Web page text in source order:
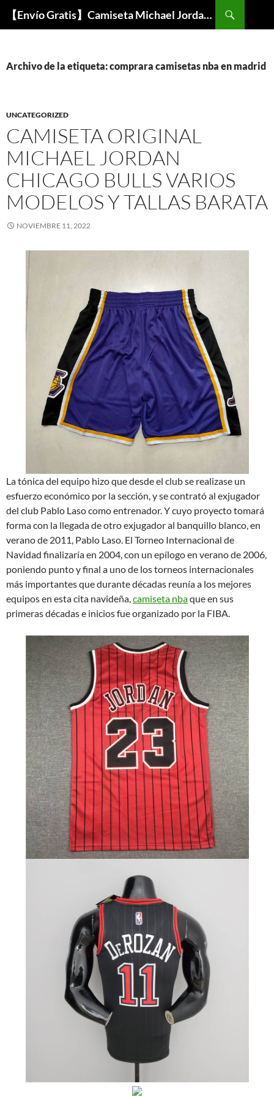
【Envío Gratis】Camiseta Michael Jordan NBA Barata
Buscar
Archivo de la etiqueta: comprara camisetas nba en madrid
UNCATEGORIZED
CAMISETA ORIGINAL
MICHAEL JORDAN
CHICAGO BULLS VARIOS
MODELOS Y TALLAS BARATA
NOVIEMBRE 11, 2022
La tónica del equipo hizo que desde el club se realizase un
esfuerzo económico por la sección, y se contrató al exjugador
del club Pablo Laso como entrenador. Y cuyo proyecto tomará
forma con la llegada de otro exjugador al banquillo blanco, en
verano de 2011, Pablo Laso. El Torneo Internacional de
Navidad finalizaría en 2004, con un epílogo en verano de 2006,
poniendo punto y final a uno de los torneos internacionales
más importantes que durante décadas reunía a los mejores
equipos en esta cita navideña,camiseta nbaque en sus
primeras décadas e inicios fue organizado por la FIBA.